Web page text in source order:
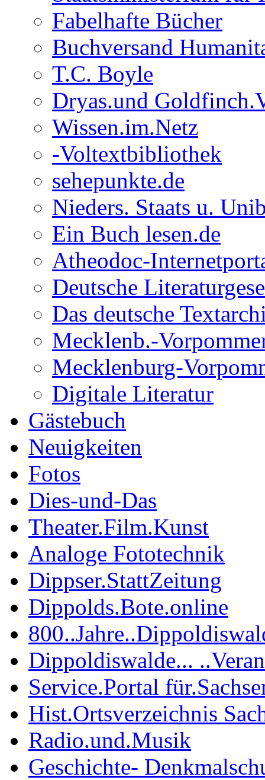
Fabelhafte Bücher
Buchversand
T.C. Boyle
Dryas.und
Wissen.im.Netz
-Voltextbibliothek
sehepunkte.de
Nieders. Staats u.
Ein Buch lesen.de
Atheodoc-
Deutsche
Das deutsche
Mecklenb.-
Mecklenburg-
Digitale Literatur
Gästebuch
Neuigkeiten
Fotos
Dies-und-Das
Theater.Film.Kunst
Analoge Fototechnik
Dippser.StattZeitung
Dippolds.Bote.online
Dippoldiswalde...
Service.Portal
Hist.Ortsverzeichnis
Radio.und.Musik
Geschichte-